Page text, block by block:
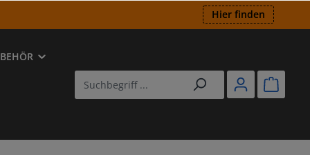
Hier finden